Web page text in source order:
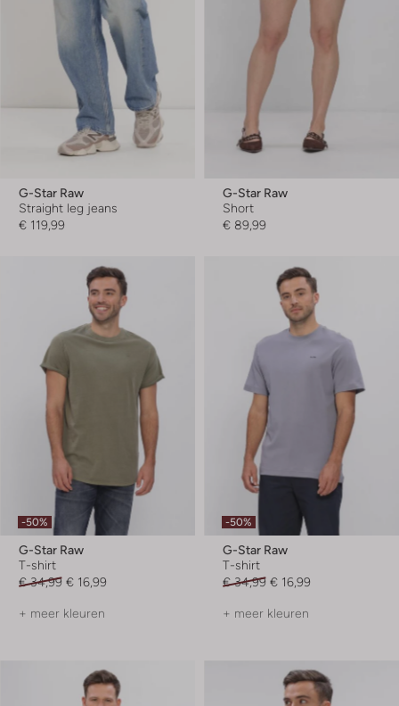
G-Star Raw
Straight leg jeans
€ 119,99
G-Star Raw
Short
€ 89,99
-50%
G-Star Raw
T-shirt
€ 34,99 € 16,99
+ meer kleuren
-50%
G-Star Raw
T-shirt
€ 34,99 € 16,99
+ meer kleuren